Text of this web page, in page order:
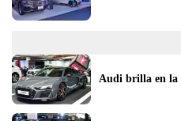
Audi brilla en la